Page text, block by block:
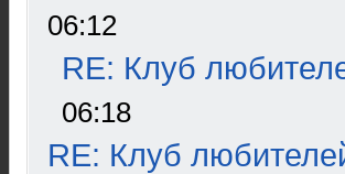
06:12
RE: Клуб
06:18
RE: Клуб